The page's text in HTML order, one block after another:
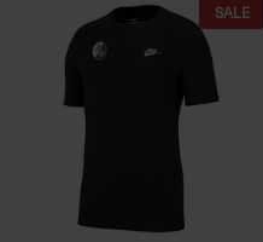
SALE